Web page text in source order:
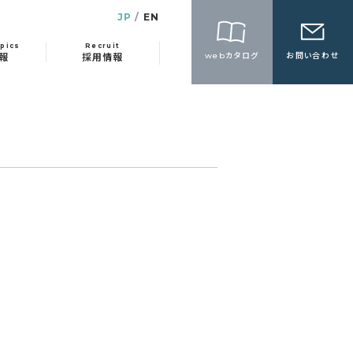
JP EN
Recruit
採用情報 webカタログ お問い合わせ